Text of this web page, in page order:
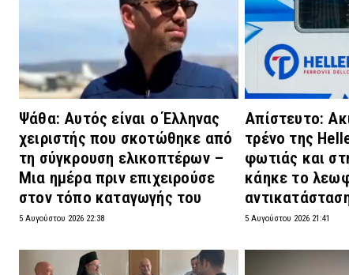
Ψάθα: Αυτός είναι ο Έλληνας
χειριστής που σκοτώθηκε από
τη σύγκρουση ελικοπτέρων –
Μια ημέρα πριν επιχειρούσε
στον τόπο καταγωγής του
5 Αυγούστου 2026 22:38
Απίστευτο:
τρένο της
φωτιάς και
κάηκε το
5 Αυγούστου 2026 21:41